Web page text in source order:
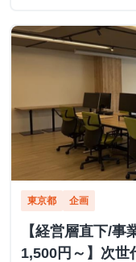
東京都 企画
【経営層直下/
1,500円～】次世